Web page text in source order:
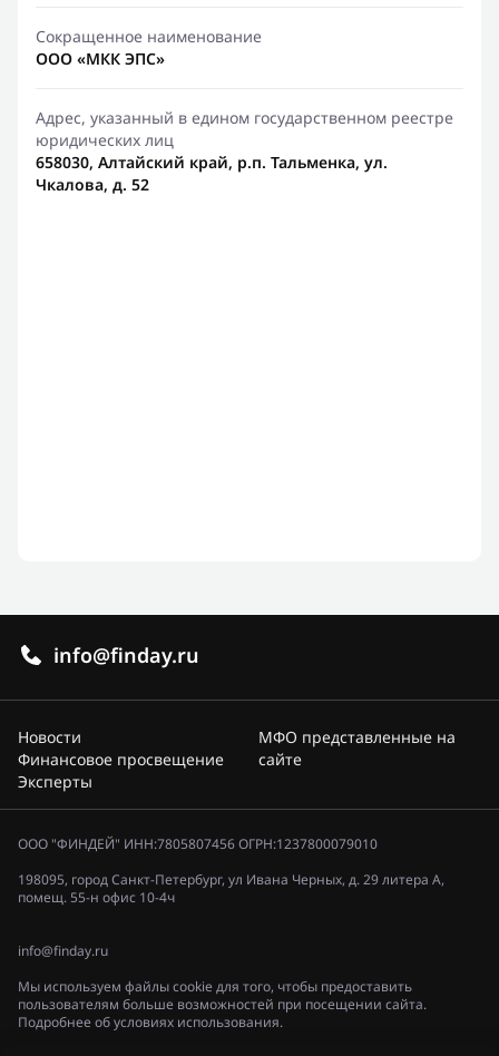
Сокращенное наименование
ООО «МКК ЭПС»
Адрес, указанный в едином государственном реестре
юридических лиц
658030, Алтайский край, р.п. Тальменка, ул.
Чкалова, д. 52
info@finday.ru
Новости
Финансовое просвещение
Эксперты
МФО представленные на
сайте
ООО "ФИНДЕЙ" ИНН:7805807456 ОГРН:1237800079010
198095, город Санкт-Петербург, ул Ивана Черных, д. 29 литера А,
помещ. 55-н офис 10-4ч
info@finday.ru
Мы используем файлы cookie для того, чтобы предоставить
пользователям больше возможностей при посещении сайта.
Подробнее об условиях использования.